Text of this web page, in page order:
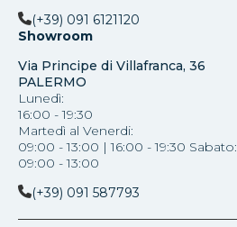
(+39) 091 6121120
Showroom
Via Principe di Villafranca, 36
PALERMO
Lunedì:
16:00 - 19:30
Martedì al Venerdi:
09:00 - 13:00 | 16:00 - 19:30 Sabato:
09:00 - 13:00
(+39) 091 587793